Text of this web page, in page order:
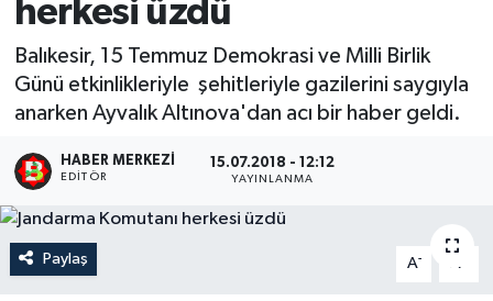
herkesi üzdü
Balıkesir, 15 Temmuz Demokrasi ve Milli Birlik
Günü etkinlikleriyle şehitleriyle gazilerini saygıyla
anarken Ayvalık Altınova'dan acı bir haber geldi.
HABER MERKEZI
EDITÖR
15.07.2018 - 12:12
YAYINLANMA
Paylaş A- A